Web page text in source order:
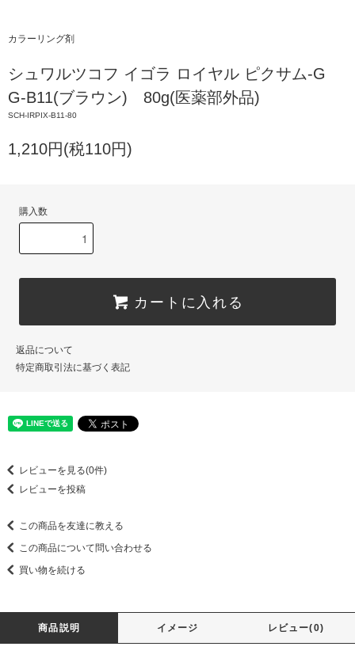
カラーリング剤
シュワルツコフ イゴラ ロイヤル ピクサム-G
G-B11(ブラウン) 80g(医薬部外品)
SCH-IRPIX-B11-80
1,210円(税110円)
購入数
カートに入れる
返品について
特定商取引法に基づく表記
レビューを見る(0件)
レビューを投稿
この商品を友達に教える
この商品について問い合わせる
買い物を続ける
商品説明 イメージ レビュー(0)